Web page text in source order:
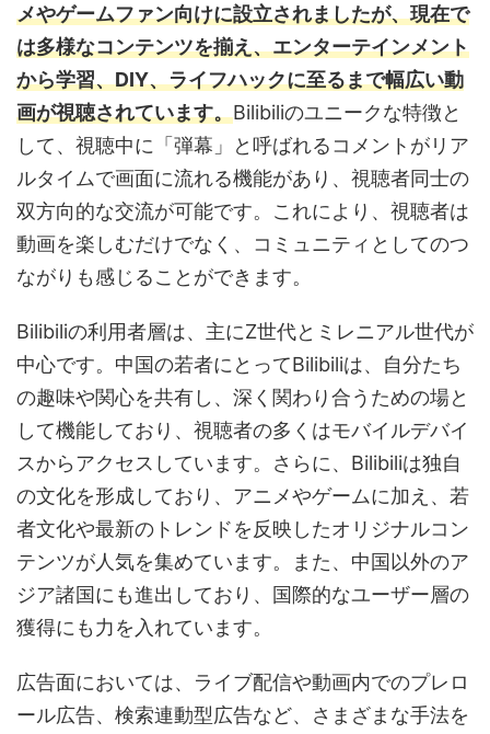
メやゲームファン向けに設立されましたが、現在で
は多様なコンテンツを揃え、エンターテインメント
から学習、DIY、ライフハックに至るまで幅広い動
画が視聴されています。Bilibiliのユニークな特徴と
して、視聴中に「弾幕」と呼ばれるコメントがリア
ルタイムで画面に流れる機能があり、視聴者同士の
双方向的な交流が可能です。これにより、視聴者は
動画を楽しむだけでなく、コミュニティとしてのつ
ながりも感じることができます。
Bilibiliの利用者層は、主にZ世代とミレニアル世代が
中心です。中国の若者にとってBilibiliは、自分たち
の趣味や関心を共有し、深く関わり合うための場と
して機能しており、視聴者の多くはモバイルデバイ
スからアクセスしています。さらに、Bilibiliは独自
の文化を形成しており、アニメやゲームに加え、若
者文化や最新のトレンドを反映したオリジナルコン
テンツが人気を集めています。また、中国以外のア
ジア諸国にも進出しており、国際的なユーザー層の
獲得にも力を入れています。
広告面においては、ライブ配信や動画内でのプレロ
ール広告、検索連動型広告など、さまざまな手法を